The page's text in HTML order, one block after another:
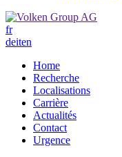
fr
deiten
Home
Recherche
Localisations
Carrière
Actualités
Contact
Urgence